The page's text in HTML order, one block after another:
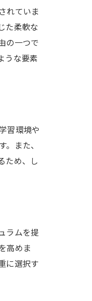
れていま
た柔軟な
の一つで
うな要素
習環境や
また、
ため、し
ラムを提
高めま
に選択す